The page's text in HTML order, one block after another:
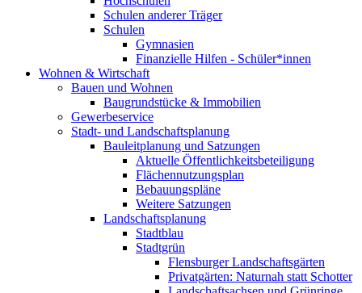
Schulen anderer Träger
Schulen
Gymnasien
Finanzielle Hilfen - Schüler*innen
Wohnen & Wirtschaft
Bauen und Wohnen
Baugrundstücke & Immobilien
Gewerbeservice
Stadt- und Landschaftsplanung
Bauleitplanung und Satzungen
Aktuelle Öffentlichkeitsbeteiligung
Flächennutzungsplan
Bebauungspläne
Weitere Satzungen
Landschaftsplanung
Stadtblau
Stadtgrün
Flensburger Landschaftsgärten
Privatgärten: Naturnah statt Schotter